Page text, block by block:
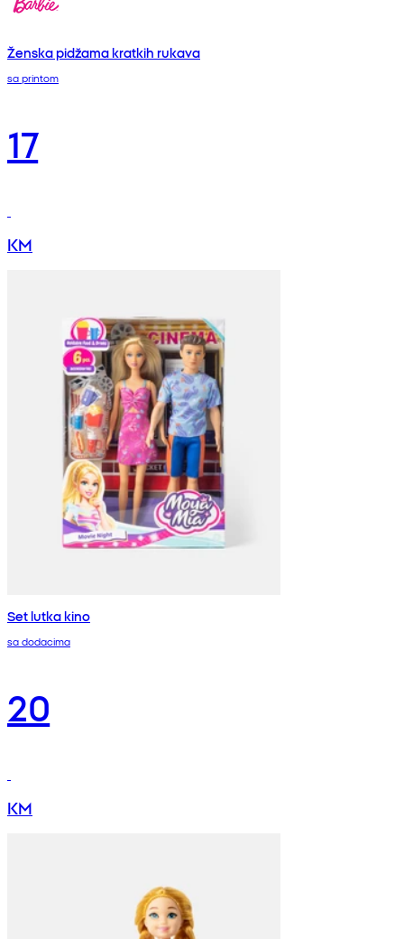
Ženska pidžama kratkih rukava
sa printom
17
KM
Set lutka kino
sa dodacima
20
KM